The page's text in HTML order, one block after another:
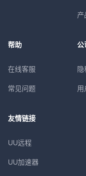
产
帮助
在线客服
常见问题
公
隐
用
友情链接
UU远程
UU加速器